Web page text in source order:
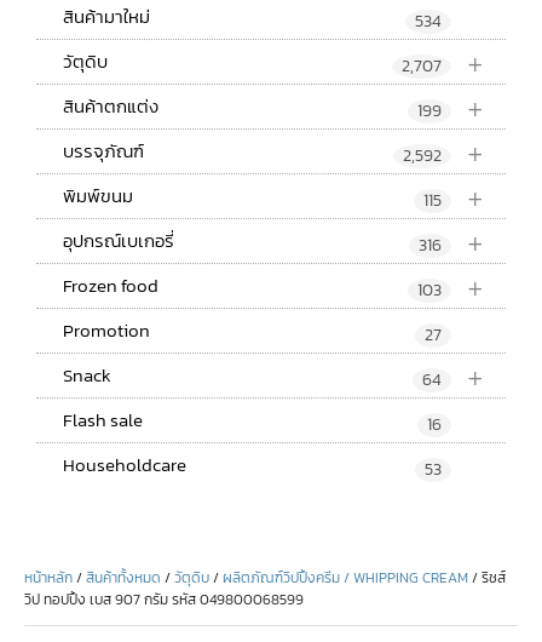
สินค้ามาใหม่ 534
+
วัตุดิบ 2,707
+
สินค้าตกแต่ง 199
+
บรรจุภัณฑ์ 2,592
+
พิมพ์ขนม 115
+
อุปกรณ์เบเกอรี่ 316
+
Frozen food 103
Promotion 27
+
Snack 64
Flash sale 16
Householdcare 53
หน้าหลัก/สินค้าทั้งหมด /วัตุดิบ/ผลิตภัณฑ์วิปปิ้งครีม / WHIPPING CREAM/ ริชส์
วิป ทอปปิ้ง เบส 907 กรัม รหัส 049800068599